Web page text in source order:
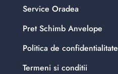
Service Oradea
Pret Schimb Anvelope
Politica de confidentialitate
Termeni si conditii